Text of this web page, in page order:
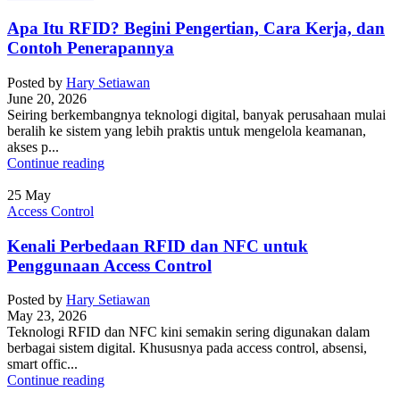
Apa Itu RFID? Begini Pengertian, Cara Kerja, dan
Contoh Penerapannya
Posted by Hary Setiawan
June 20, 2026
Seiring berkembangnya teknologi digital, banyak perusahaan mulai
beralih ke sistem yang lebih praktis untuk mengelola keamanan,
akses p...
Continue reading
25 May
Access Control
Kenali Perbedaan RFID dan NFC untuk
Penggunaan Access Control
Posted by Hary Setiawan
May 23, 2026
Teknologi RFID dan NFC kini semakin sering digunakan dalam
berbagai sistem digital. Khususnya pada access control, absensi,
smart offic...
Continue reading